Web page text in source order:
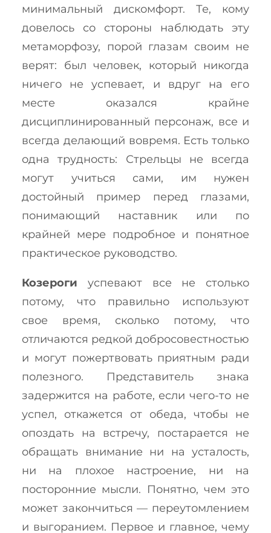
минимальный дискомфорт. Те, кому
довелось со стороны наблюдать эту
метаморфозу, порой глазам своим не
верят: был человек, который никогда
ничего не успевает, и вдруг на его
месте оказался крайне
дисциплинированный персонаж, все и
всегда делающий вовремя. Есть только
одна трудность: Стрельцы не всегда
могут учиться сами, им нужен
достойный пример перед глазами,
понимающий наставник или по
крайней мере подробное и понятное
практическое руководство.
Козероги успевают все не столько
потому, что правильно используют
свое время, сколько потому, что
отличаются редкой добросовестностью
и могут пожертвовать приятным ради
полезного. Представитель знака
задержится на работе, если чего-то не
успел, откажется от обеда, чтобы не
опоздать на встречу, постарается не
обращать внимание ни на усталость,
ни на плохое настроение, ни на
посторонние мысли. Понятно, чем это
может закончиться — переутомлением
и выгоранием. Первое и главное, чему